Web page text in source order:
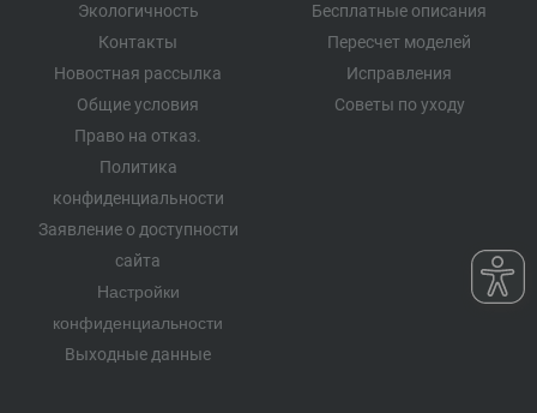
Экологичность
Контакты
Новостная рассылка
Общие условия
Право на отказ.
Политика
конфиденциальности
Заявление о доступности
сайта
Настройки
конфиденциальности
Выходные данные
Бесплатные описания
Пересчет моделей
Исправления
Советы по уходу